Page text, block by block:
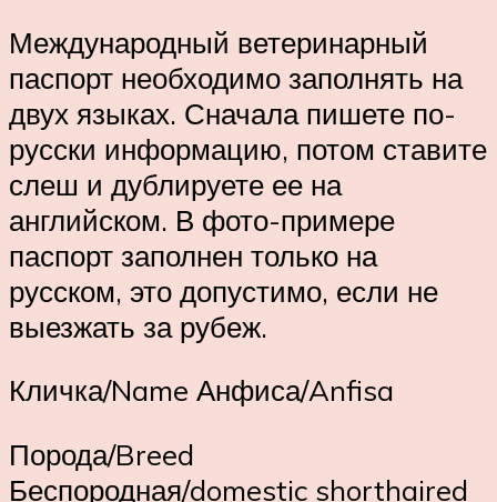
Международный ветеринарный
паспорт необходимо заполнять на
двух языках. Сначала пишете по-
русски информацию, потом ставите
слеш и дублируете ее на
английском. В фото-примере
паспорт заполнен только на
русском, это допустимо, если не
выезжать за рубеж.
Кличка/Name Анфиса/Anfisa
Порода/Breed
Беспородная/domestic shorthaired